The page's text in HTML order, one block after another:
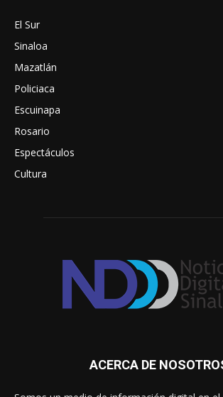
El Sur
Sinaloa
Mazatlán
Policiaca
Escuinapa
Rosario
Espectáculos
Cultura
ACERCA DE